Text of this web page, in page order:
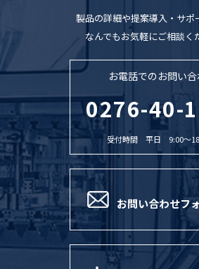
製品の詳細や提案導入・サポ
なんでもお気軽にご相談く
お電話でのお問い
0276-40-
受付時間 平日 9:00〜
お問い合わせフ